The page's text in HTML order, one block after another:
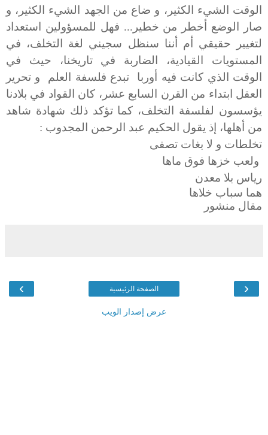
الوقت الشيء الكثير، و ضاع من الجهد الشيء الكثير، و
صار الوضع أخطر من خطير... فهل للمسؤولين استعداد
لتغيير حقيقي أم أننا سنظل سجيني لغة التخلف، في
المستويات القيادية، الضاربة في تاريخنا، حيث في
الوقت الذي كانت فيه أوربا تبدع فلسفة العلم و تحرير
العقل ابتداء من القرن السابع عشر، كان القواد في بلادنا
يؤسسون لفلسفة التخلف، كما تؤكد ذلك شهادة شاهد
من أهلها، إذ يقول الحكيم عبد الرحمن المجدوب :
تخلطات و لا بغات تصفى
ولعب خزها فوق ماها
رياس بلا معدن
هما سباب خلاها
مقال منشور
‹
› الصفحة الرئيسية
عرض إصدار الويب